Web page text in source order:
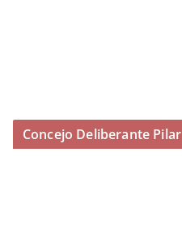
Concejo Deliberante Pilar